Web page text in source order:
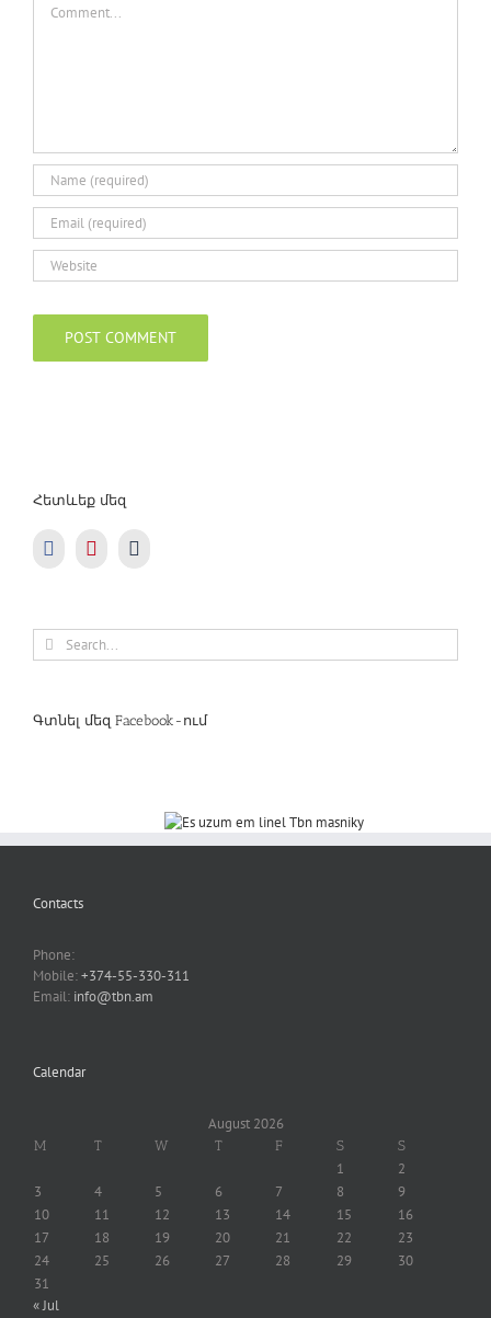
Հետևեք մեզ
Search
for:
Գտնել մեզ Facebook-ում
Contacts
Phone:
Mobile:+374-55-330-311
Email: info@tbn.am
Calendar
August 2026
M T W T F S S
1
2
3
4 5 6 7 8
9
10
11 12 13 14 15
16
17
18 19 20 21 22
23
24
25 26 27 28 29
30
31
« Jul